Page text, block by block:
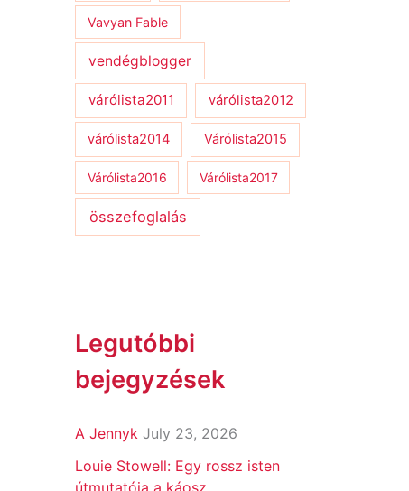
Vavyan Fable
vendégblogger
várólista2011 várólista2012
várólista2014 Várólista2015
Várólista2016 Várólista2017
összefoglalás
Legutóbbi
bejegyzések
A Jennyk July 23, 2026
Louie Stowell: Egy ​rossz isten